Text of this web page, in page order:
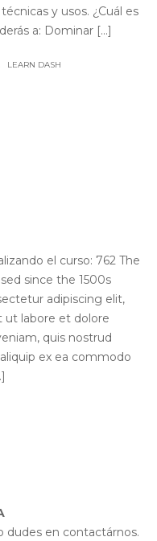
y usos. ¿Cuál es
a: Dominar [...]
LEARN DASH
el curso: 762 The
since the 1500s
adipiscing elit,
ut labore et dolore
quis nostrud
ex ea commodo
dudes en contactárnos.